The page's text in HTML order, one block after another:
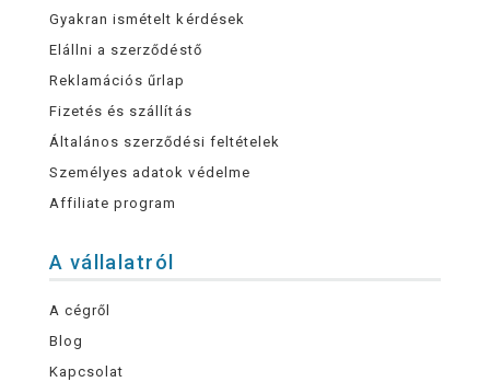
Gyakran ismételt kérdések
Elállni a szerződéstő
Reklamációs űrlap
Fizetés és szállítás
Általános szerződési feltételek
Személyes adatok védelme
Affiliate program
A vállalatról
A cégről
Blog
Kapcsolat